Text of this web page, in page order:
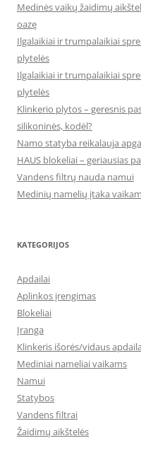
Medinės vaikų žaidimų
oazę
Ilgalaikiai ir trumpalaikiai
plytelės
Ilgalaikiai ir trumpalaikiai
plytelės
Klinkerio plytos – geresnis
silikoninės, kodėl?
Namo statyba reikalauja
HAUS blokeliai – geriausias
Vandens filtrų nauda namui
Medinių namelių įtaka
KATEGORIJOS
Apdailai
Aplinkos įrengimas
Blokeliai
Įranga
Klinkeris išorės/vidaus apdaila
Mediniai nameliai vaikams
Namui
Statybos
Vandens filtrai
Žaidimų aikštelės